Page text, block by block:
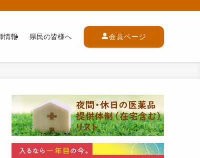
情報 県民の皆様へ 会員ページ